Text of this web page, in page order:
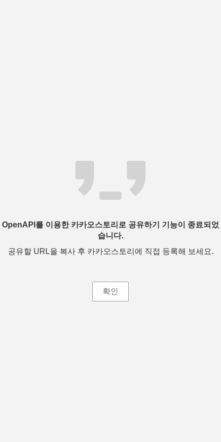
OpenAPI를 이용한 카카오스토리로 공유하기 기능이 종료되었
습니다.
공유할 URL을 복사 후 카카오스토리에 직접 등록해 보세요.
확인